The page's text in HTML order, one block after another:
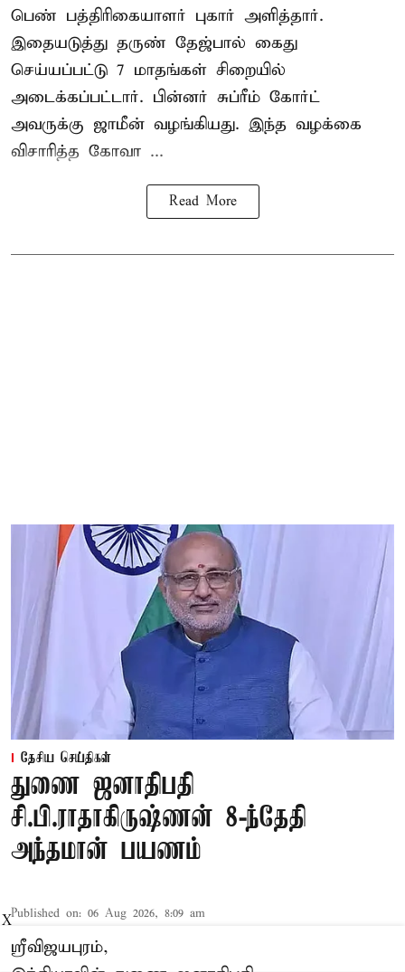
பெண் பத்திரிகையாளர் புகார் அளித்தார்.
இதையடுத்து தருண் தேஜ்பால் கைது
செய்யப்பட்டு 7 மாதங்கள் சிறையில்
அடைக்கப்பட்டார். பின்னர் சுப்ரீம் கோர்ட்
அவருக்கு ஜாமீன் வழங்கியது. இந்த வழக்கை
விசாரித்த கோவா ...
Read More
தேசிய செய்திகள்
துணை ஜனாதிபதி
சி.பி.ராதாகிருஷ்ணன் 8-ந்தேதி
அந்தமான் பயணம்
Published on: 06 Aug 2026, 8:09 am
ஸ்ரீவிஜயபுரம்,
X